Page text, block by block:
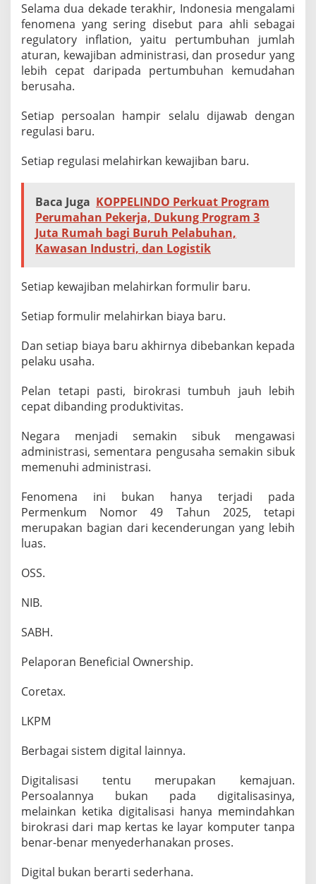
a
R
e
g
u
l
i
g
r
k
e
a
d
a
Selama dua dekade terakhir, Indonesia mengalami
fenomena yang sering disebut para ahli sebagai
regulatory inflation, yaitu pertumbuhan jumlah
aturan, kewajiban administrasi, dan prosedur yang
lebih cepat daripada pertumbuhan kemudahan
berusaha.
Setiap persoalan hampir selalu dijawab dengan
regulasi baru.
Setiap regulasi melahirkan kewajiban baru.
Baca Juga KOPPELINDO Perkuat Program
Perumahan Pekerja, Dukung Program 3
Juta Rumah bagi Buruh Pelabuhan,
Kawasan Industri, dan Logistik
Setiap kewajiban melahirkan formulir baru.
Setiap formulir melahirkan biaya baru.
Dan setiap biaya baru akhirnya dibebankan kepada
pelaku usaha.
Pelan tetapi pasti, birokrasi tumbuh jauh lebih
cepat dibanding produktivitas.
Negara menjadi semakin sibuk mengawasi
administrasi, sementara pengusaha semakin sibuk
memenuhi administrasi.
Fenomena ini bukan hanya terjadi pada
Permenkum Nomor 49 Tahun 2025, tetapi
merupakan bagian dari kecenderungan yang lebih
luas.
OSS.
NIB.
SABH.
Pelaporan Beneficial Ownership.
Coretax.
LKPM
Berbagai sistem digital lainnya.
Digitalisasi tentu merupakan kemajuan.
Persoalannya bukan pada digitalisasinya,
melainkan ketika digitalisasi hanya memindahkan
birokrasi dari map kertas ke layar komputer tanpa
benar-benar menyederhanakan proses.
Digital bukan berarti sederhana.